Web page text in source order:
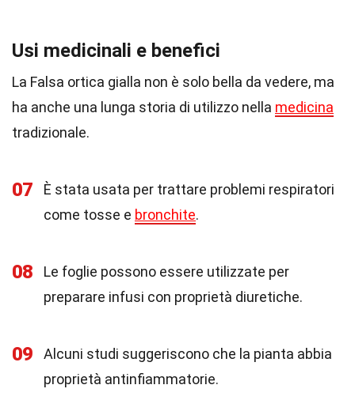
Usi medicinali e benefici
La Falsa ortica gialla non è solo bella da vedere, ma
ha anche una lunga storia di utilizzo nella medicina
tradizionale.
07
È stata usata per trattare problemi respiratori
come tosse e bronchite.
08
Le foglie possono essere utilizzate per
preparare infusi con proprietà diuretiche.
09
Alcuni studi suggeriscono che la pianta abbia
proprietà antinfiammatorie.